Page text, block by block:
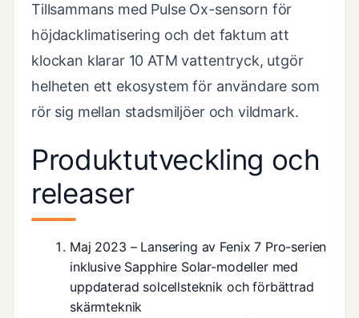
Tillsammans med Pulse Ox-sensorn för
höjdacklimatisering och det faktum att
klockan klarar 10 ATM vattentryck, utgör
helheten ett ekosystem för användare som
rör sig mellan stadsmiljöer och vildmark.
Produktutveckling och
releaser
Maj 2023 – Lansering av Fenix 7 Pro-serien
inklusive Sapphire Solar-modeller med
uppdaterad solcellsteknik och förbättrad
skärmteknik